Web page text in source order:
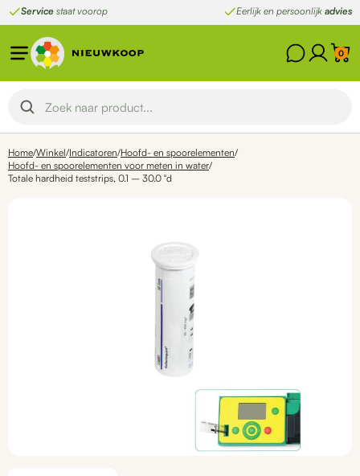
Ga
naar
de
inhoud
Service staat voorop Eerlijk en persoonlijk advies
0
Home/Winkel/Indicatoren/Hoofd- en spoorelementen/
Hoofd- en spoorelementen voor meten in water/
Totale hardheid teststrips, 0.1 – 30.0 °d